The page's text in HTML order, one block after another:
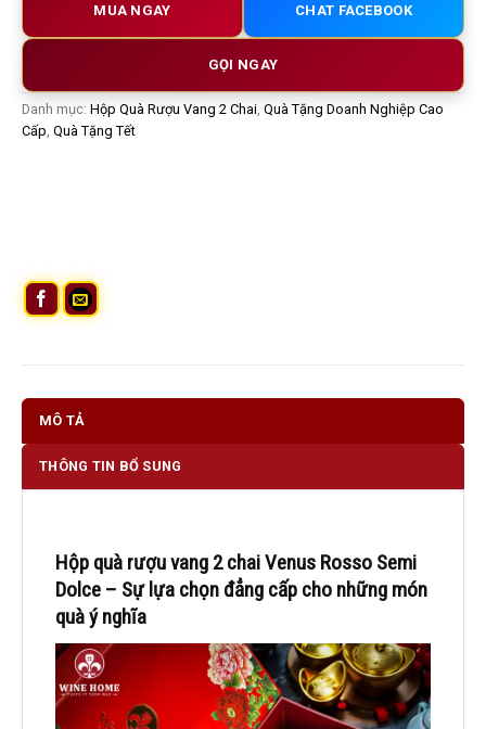
MUA NGAY CHAT FACEBOOK
GỌI NGAY
Danh mục: Hộp Quà Rượu Vang 2 Chai Quà Tặng Doanh Nghiệp Cao
Cấp Quà Tặng Tết
MÔ TẢ
THÔNG TIN BỔ SUNG
Hộp quà rượu vang 2 chai Venus Rosso Semi
Dolce – Sự lựa chọn đẳng cấp cho những món
quà ý nghĩa